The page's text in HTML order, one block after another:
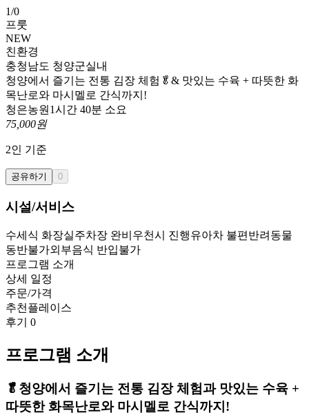
1/0
프룻
NEW
친환경
충청남도 청양군실내
청양에서 즐기는 전통 김장 체험🥬& 맛있는 수육 + 따뜻한 화
목난로와 마시멜로 간식까지!
청은농원 1시간 40분 소요
75,000원
2인 기준
공유하기 0
시설/서비스
수세식 화장실주차장 완비 우천시 진행유아차 불편반려동물
동반불가외부음식 반입불가
프로그램 소개
상세 일정
주문/가격
추천플레이스
후기 0
프로그램 소개
🥬청양에서 즐기는 전통 김장 체험과 맛있는 수육 +
따뜻한 화목난로와 마시멜로 간식까지!